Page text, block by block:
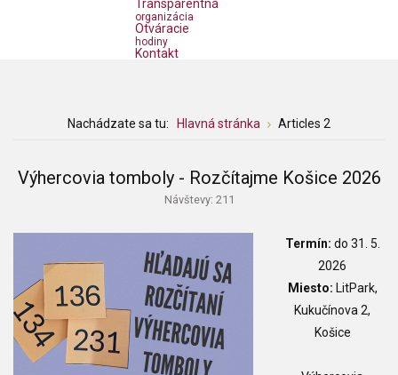
Transparentná
organizácia
Otváracie
hodiny
Kontakt
Nachádzate sa tu: Hlavná stránka Articles 2
Výhercovia tomboly - Rozčítajme Košice 2026
Návštevy: 211
Termín: do 31. 5.
2026
Miesto: LitPark,
Kukučínova 2,
Košice